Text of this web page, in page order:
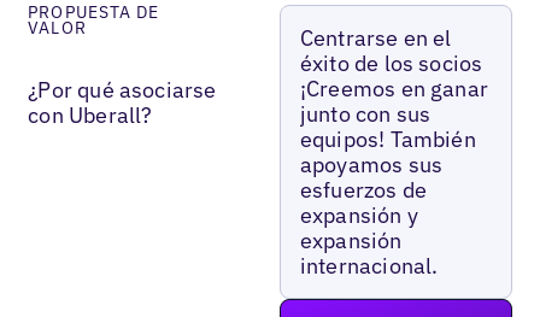
PROPUESTA DE
VALOR
¿Por qué asociarse
con Uberall?
Centrarse en el
éxito de los socios
¡Creemos en ganar
junto con sus
equipos! También
apoyamos sus
esfuerzos de
expansión y
expansión
internacional.